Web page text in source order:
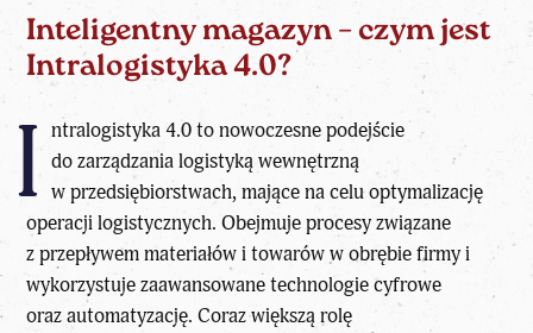
Inteligentny magazyn – czym jest
Intralogistyka 4.0?
I ntralogistyka 4.0 to nowoczesne podejście
do zarządzania logistyką wewnętrzną
w przedsiębiorstwach, mające na celu optymalizację
operacji logistycznych. Obejmuje procesy związane
z przepływem materiałów i towarów w obrębie firmy i
wykorzystuje zaawansowane technologie cyfrowe
oraz automatyzację. Coraz większą rolę